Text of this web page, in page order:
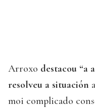
Arroxo destacou “a
resolveu a situación
moi complicado